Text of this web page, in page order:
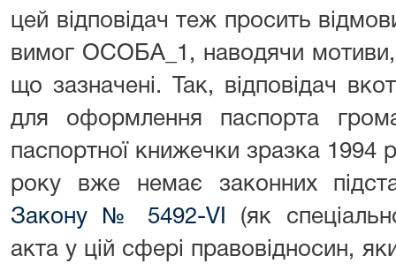
цей відповідач теж просить
вимог ОСОБА_1, наводячи мотиви,
що зазначені. Так, відповідач
для оформлення паспорта
паспортної книжечки зразка 1994
року вже немає законних
Закону № 5492-VI
(як
акта у цій сфері правовідносин,